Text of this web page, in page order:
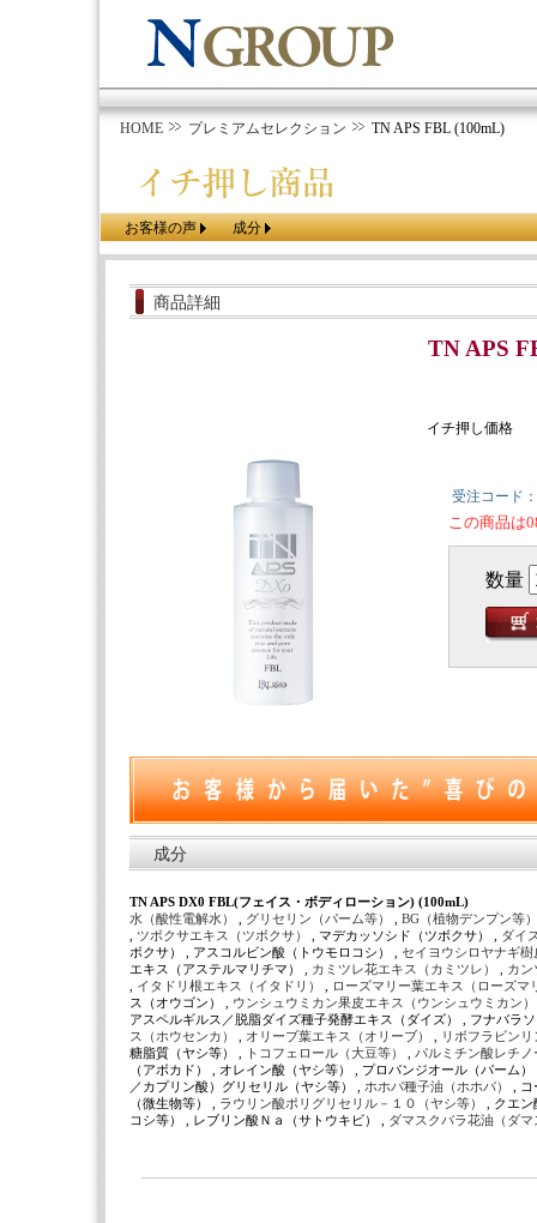
HOME プレミアムセレクション TN APS FBL (100mL)
お客様の声 成分
商品詳細
TN APS
イチ押し価格
受注コード：
この商品は
数量
成分
TN APS DX0 FBL(フェイス・ボディローション) (100mL)
水（酸性電解水）
グリセリン（パーム等）
BG（植物デンプン等
ツボクサエキス（ツボクサ） , マデカッソシド（ツボクサ） ,
ダイ
ボクサ） , アスコルビン酸（トウモロコシ） , セイヨウシロヤナギ
エキス（アステルマリチマ） ,
カミツレ花エキス（カミツレ）
カ
イタドリ根エキス（イタドリ）
ローズマリー葉エキス（ローズマ
ス（オウゴン） ,
ウンシュウミカン果皮エキス（ウンシュウミカン
アスペルギルス／脱脂ダイズ種子発酵エキス（ダイズ） , フナバラ
ス（ホウセンカ）
オリーブ葉エキス（オリーブ）
リボフラビン
糖脂質（ヤシ等） ,
トコフェロール（大豆等）
パルミチン酸レチ
（アボカド） , オレイン酸（ヤシ等） , プロパンジオール（パーム
／カプリン酸）グリセリル（ヤシ等） ,
ホホバ種子油（ホホバ）
,
（微生物等） ,
ラウリン酸ポリグリセリル－１０（ヤシ等）
, クエ
コシ等） , レブリン酸Ｎａ（サトウキビ） ,
ダマスクバラ花油（ダ